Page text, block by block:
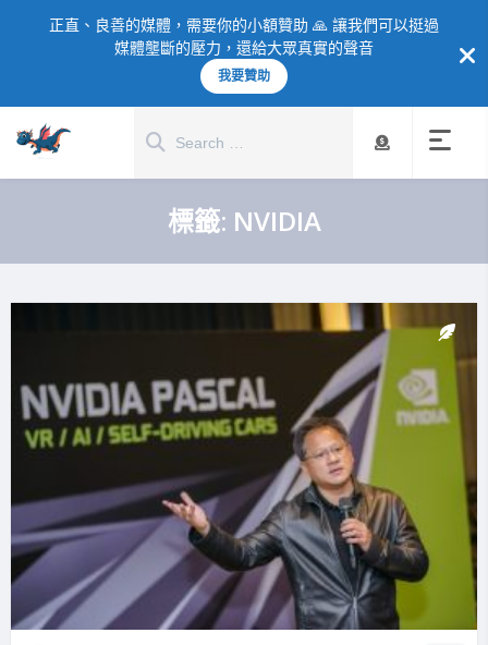
正直、良善的媒體，需要你的小額贊助 🙏 讓我們可以挺過
媒體壟斷的壓力，還給大眾真實的聲音
我要贊助
標籤: NVIDIA